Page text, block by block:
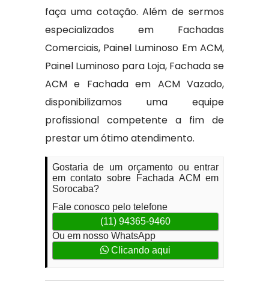
faça uma cotação. Além de sermos
especializados em Fachadas
Comerciais, Painel Luminoso Em ACM,
Painel Luminoso para Loja, Fachada se
ACM e Fachada em ACM Vazado,
disponibilizamos uma equipe
profissional competente a fim de
prestar um ótimo atendimento.
Gostaria de um orçamento ou entrar
em contato sobre Fachada ACM em
Sorocaba?
Fale conosco pelo telefone
(11) 94365-9460
Ou em nosso WhatsApp
Clicando aqui